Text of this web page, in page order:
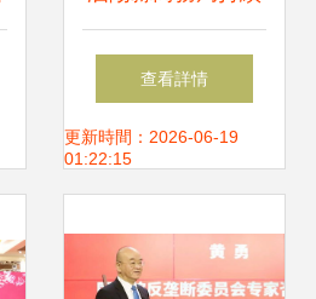
發力，多措并舉激
發全縣外貿經濟新
查看詳情
更新時間：2026-06-19
01:22:15